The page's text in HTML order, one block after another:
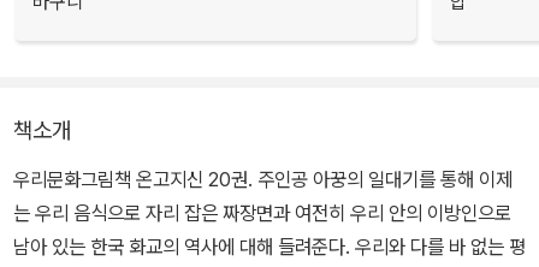
책소개
우리문화그림책 온고지신 20권. 주인공 아꿍의 일대기를 통해 이제
는 우리 음식으로 자리 잡은 짜장면과 여전히 우리 안의 이방인으로
남아 있는 한국 화교의 역사에 대해 들려준다. 우리와 다를 바 없는 평